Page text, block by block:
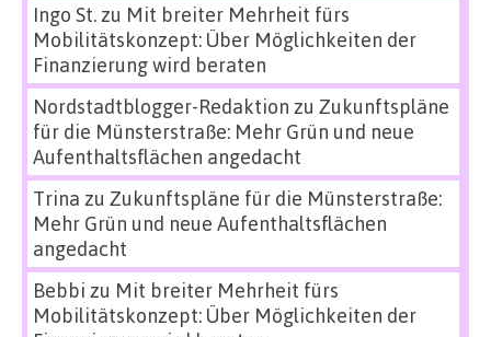
Ingo St.zu Mit breiter Mehrheit fürs
Mobilitätskonzept: Über Möglichkeiten der
Finanzierung wird beraten
Nordstadtblogger-Redaktion zu Zukunftspläne
für die Münsterstraße: Mehr Grün und neue
Aufenthaltsflächen angedacht
Trina zu Zukunftspläne für die Münsterstraße:
Mehr Grün und neue Aufenthaltsflächen
angedacht
Bebbi zu Mit breiter Mehrheit fürs
Mobilitätskonzept: Über Möglichkeiten der